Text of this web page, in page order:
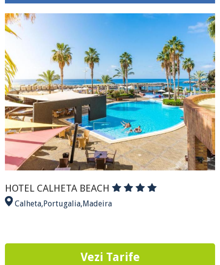
HOTEL CALHETA BEACH
Calheta, Portugalia, Madeira
Vezi Tarife